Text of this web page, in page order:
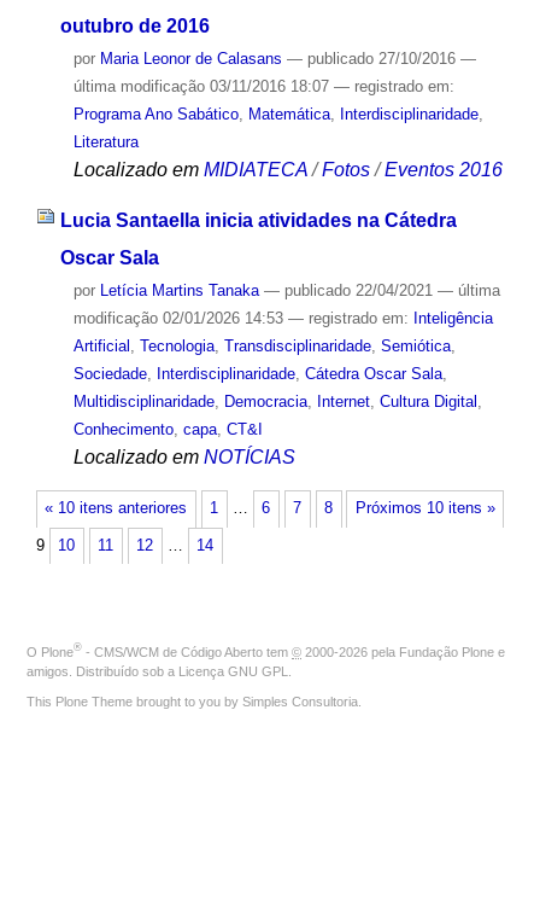
outubro de 2016
por Maria Leonor de Calasans — publicado27/10/2016 —
última modificação03/11/2016 18:07 — registrado em:
Programa Ano Sabático, Matemática, Interdisciplinaridade,
Literatura
Localizado em MIDIATECA /Fotos /Eventos 2016
Lucia Santaella inicia atividades na Cátedra
Oscar Sala
por Letícia Martins Tanaka — publicado22/04/2021 — última
modificação02/01/2026 14:53 — registrado em: Inteligência
Artificial , Tecnologia, Transdisciplinaridade, Semiótica,
Sociedade, Interdisciplinaridade, Cátedra Oscar Sala,
Multidisciplinaridade, Democracia, Internet, Cultura Digital ,
Conhecimento, capa, CT&I
Localizado em NOTÍCIAS
« 10 itens anteriores Próximos 10 itens »
1 … 6 7 8
9 10 11 12 … 14
O Plone® - CMS/WCM de Código Aberto tem © 2000-2026 pela Fundação Plone e
amigos. Distribuído sob a Licença GNU GPL
This Plone Theme brought to you by Simples Consultoria